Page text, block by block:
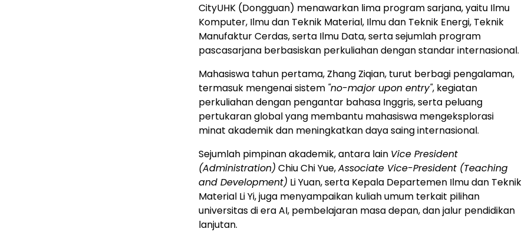
CityUHK (Dongguan) menawarkan lima program sarjana, yaitu Ilmu
Komputer, Ilmu dan Teknik Material, Ilmu dan Teknik Energi, Teknik
Manufaktur Cerdas, serta Ilmu Data, serta sejumlah program
pascasarjana berbasiskan perkuliahan dengan standar internasional.
Mahasiswa tahun pertama, Zhang Ziqian, turut berbagi pengalaman,
termasuk mengenai sistem "no-major upon entry", kegiatan
perkuliahan dengan pengantar bahasa Inggris, serta peluang
pertukaran global yang membantu mahasiswa mengeksplorasi
minat akademik dan meningkatkan daya saing internasional.
Sejumlah pimpinan akademik, antara lain Vice President
(Administration) Chiu Chi Yue,Associate Vice-President (Teaching
and Development) Li Yuan, serta Kepala Departemen Ilmu dan Teknik
Material Li Yi, juga menyampaikan kuliah umum terkait pilihan
universitas di era AI, pembelajaran masa depan, dan jalur pendidikan
lanjutan.